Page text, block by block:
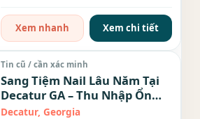
Xem nhanh
Xem chi tiết
Tin cũ / cần xác minh
Sang Tiệm Nail Lâu Năm Tại
Decatur GA – Thu Nhập Ổn
Định, Rent Rẻ
Decatur, Georgia